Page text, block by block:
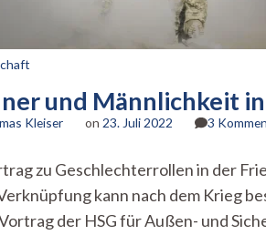
und Männlichkeit
Kleiser on 23. Juli 2022 3
zu Geschlechterrollen in der
kann nach dem Krieg
der HSG für Außen- und